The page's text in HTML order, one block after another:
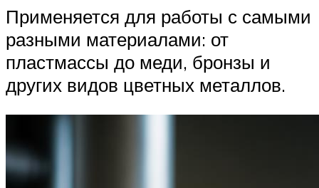
Применяется для работы с самыми
разными материалами: от
пластмассы до меди, бронзы и
других видов цветных металлов.